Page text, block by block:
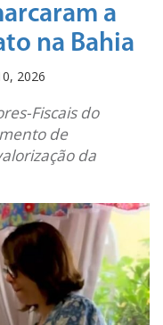
a
na Bahia
2026
Fiscais do
de
da